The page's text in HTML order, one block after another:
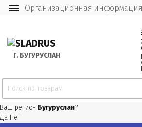
Организационная информация
Г. БУГУРУСЛАН
Ваш регион Бугуруслан?
Да Нет